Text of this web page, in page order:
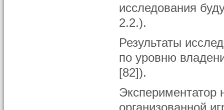
исследования
2.2.).
Результаты
по уровню
[82]).
Экспериментатор